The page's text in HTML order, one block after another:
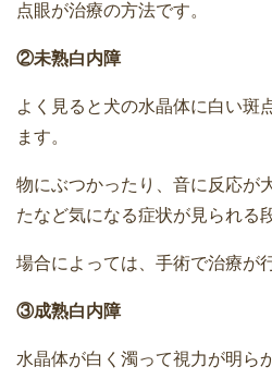
点眼が治療の方法です。
②未熟白内障
よく見ると犬の水晶体に白い斑
ます。
物にぶつかったり、音に反応が
たなど気になる症状が見られる
場合によっては、手術で治療が
③成熟白内障
水晶体が白く濁って視力が明ら